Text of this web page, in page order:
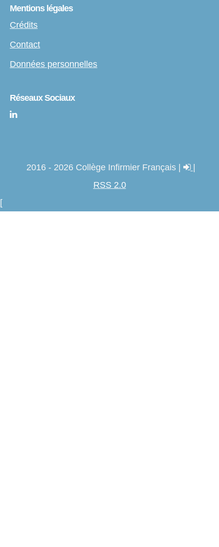
Mentions légales
Crédits
Contact
Données personnelles
Réseaux Sociaux
2016 - 2026 Collège Infirmier Français |
|
RSS 2.0
[